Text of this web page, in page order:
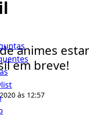
animes
em breve!
às 12:57